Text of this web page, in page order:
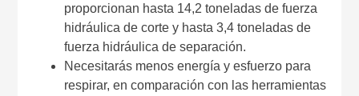
proporcionan hasta 14,2 toneladas de fuerza
hidráulica de corte y hasta 3,4 toneladas de
fuerza hidráulica de separación.
Necesitarás menos energía y esfuerzo para
respirar, en comparación con las herramientas